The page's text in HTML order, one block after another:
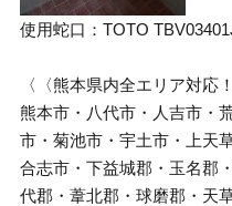
使用蛇口：TOTO
〈〈熊本県内全エリア対応
熊本市・八代市・人吉市・
市・菊池市・宇土市・上天
合志市・下益城郡・玉名郡
代郡・葦北郡・球磨郡・天